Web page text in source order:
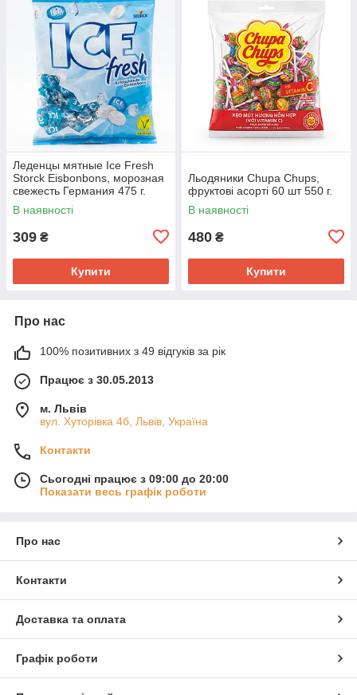
Леденцы мятные Ice Fresh
Storck Eisbonbons, морозная
свежесть Германия 475 г.
В наявності
309 ₴
Купити
Льодяники Chupa Chups,
фруктові асорті 60 шт 550 г.
В наявності
480 ₴
Купити
Про нас
100% позитивних з 49 відгуків за рік
Працює з 30.05.2013
м. Львів
вул. Хуторівка 4б, Львів, Україна
Контакти
Сьогодні працює з 09:00 до 20:00
Показати весь графік роботи
Про нас
Контакти
Доставка та оплата
Графік роботи